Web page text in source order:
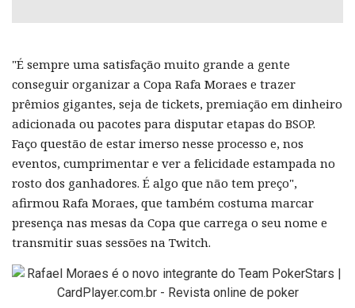
"É sempre uma satisfação muito grande a gente
conseguir organizar a Copa Rafa Moraes e trazer
prêmios gigantes, seja de tickets, premiação em dinheiro
adicionada ou pacotes para disputar etapas do BSOP.
Faço questão de estar imerso nesse processo e, nos
eventos, cumprimentar e ver a felicidade estampada no
rosto dos ganhadores. É algo que não tem preço",
afirmou Rafa Moraes, que também costuma marcar
presença nas mesas da Copa que carrega o seu nome e
transmitir suas sessões na Twitch.